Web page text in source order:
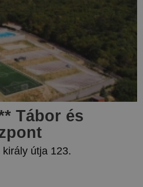
Tábor és
útja 123.